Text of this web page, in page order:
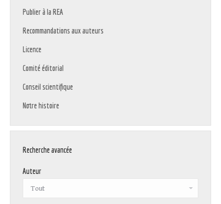
Publier à la REA
Recommandations aux auteurs
Licence
Comité éditorial
Conseil scientifique
Notre histoire
Recherche avancée
Auteur